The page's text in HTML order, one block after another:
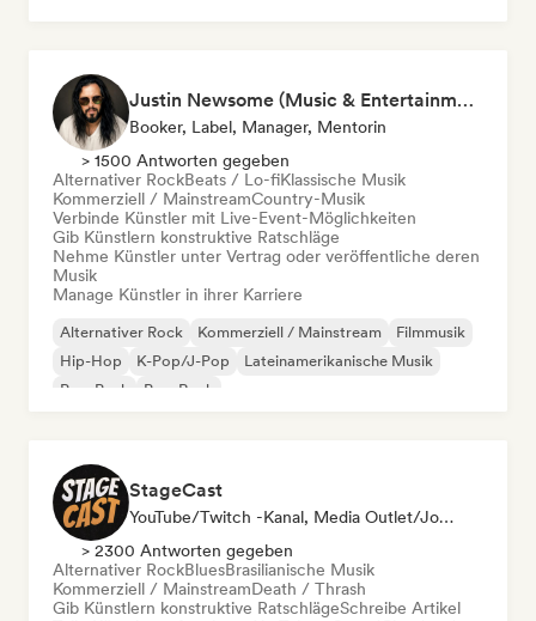
Justin Newsome (Music & Entertainment Executive | A&R, Artist Development & Partnerships | Applied AI & Systems Strategy)
Booker, Label, Manager, Mentorin
> 1500 Antworten gegeben
Alternativer RockBeats / Lo-fiKlassische Musik
Kommerziell / MainstreamCountry-Musik
Verbinde Künstler mit Live-Event-Möglichkeiten
Gib Künstlern konstruktive Ratschläge
Nehme Künstler unter Vertrag oder veröffentliche deren
Musik
Manage Künstler in ihrer Karriere
Alternativer Rock Kommerziell / Mainstream
Filmmusik
Hip-Hop
K-Pop/J-Pop
Lateinamerikanische Musik
Pop-Punk
Pop-Rock
StageCast
YouTube/Twitch -Kanal, Media Outlet/Journalist, Mentorin, Social Media Influencer, Sound Experte
> 2300 Antworten gegeben
Alternativer RockBluesBrasilianische Musik
Kommerziell / MainstreamDeath / Thrash
Gib Künstlern konstruktive RatschlägeSchreibe Artikel